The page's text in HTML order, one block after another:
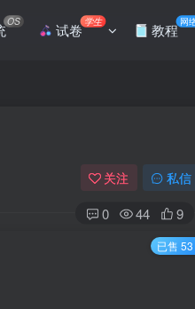
OS 试卷 学生 教程网
关注 私信
0 44 9
已售 53